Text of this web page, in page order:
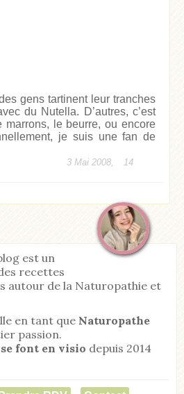
gens tartinent leur tranches
du Nutella. D’autres, c’est
marrons, le beurre, ou encore
je suis une fan de
3 Mai 2008, 14
est un
recettes
autour de la Naturopathie et
en tant que Naturopathe
passion.
font en visio depuis 2014